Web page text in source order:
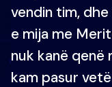
vendin tim,
e mija me
nuk kanë
kam pasur